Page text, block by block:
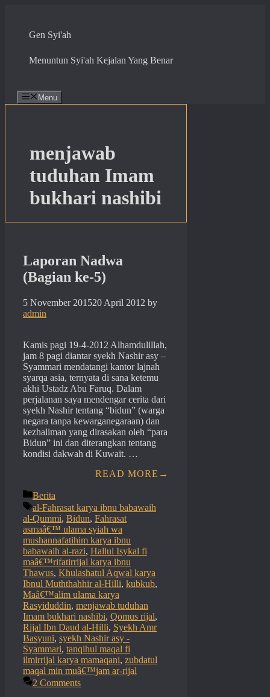
contentGen Syi'ah
Menuntun Syi'ah Kejalan Yang Benar
Menu
menjawab
tuduhan Imam
bukhari nashibi
Laporan Nadwa
(Bagian ke-5)
5 November 201520 April 2012 by
admin
Kamis pagi 19-4-2012 Alhamdulillah,
jam 8 pagi diantar syekh Nashir asy –
Syammari mendatangi kantor lajnah
syarqa asia, ternyata di sana ketemu
akhi Ustadz Abu Faruq. Dalam
perjalanan saya mendengar cerita dari
syekh Nashir tentang “bidun” (warga
negara tanpa kewarganegaraan) dan
kezhaliman yang dirasakan oleh “para
Bidun” ini dan diterangkan tentang
kondisi dakwah di Kuwait. …
READ MORE
Categories
Berita
Tags
al-Fahrasat karya ibnu babawaih
al-Qummi, Bidun, Fahrasat
asmaâ€™ ulama syiah wa
mushannafatihim karya ibnu
babawaih al-razi, Hallul Isykal fi
maâ€™rifatirrijal karya ibnu
Thawus, Khulashatul Aqwal karya
Ibnul Muththahhir al-Hilli, kubkub,
Maâ€™alim ulama karya
Rasyiduddin, menjawab tuduhan
Imam bukhari nashibi, Qomus rijal,
Rijal Ibn Daud al-Hilli, Syekh Amr
Basyuni, syekh Nashir asy -
Syammari, tanqihul maqal fi
ilmirrijal karya mamaqani, zubdatul
maqal min muâ€™jam ar-rijal
2 Comments